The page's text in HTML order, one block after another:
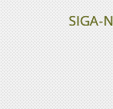
SIGA-